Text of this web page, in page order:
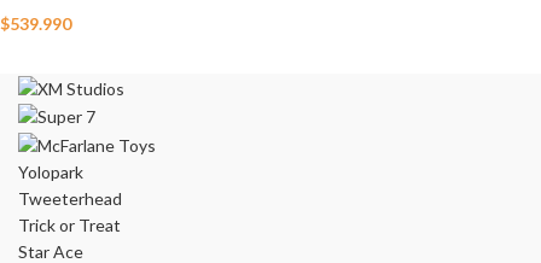
$539.990
Yolopark
Tweeterhead
Trick or Treat
Star Ace